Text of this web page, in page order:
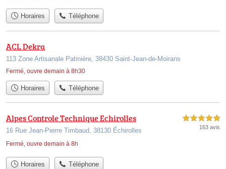
Horaires Téléphone
ACL Dekra
113 Zone Artisanale Patinière, 38430 Saint-Jean-de-Moirans
Fermé, ouvre demain à 8h30
Horaires Téléphone
Alpes Controle Technique Echirolles
16 Rue Jean-Pierre Timbaud, 38130 Échirolles
Fermé, ouvre demain à 8h
5,0 étoiles sur 5
163 avis
Horaires Téléphone